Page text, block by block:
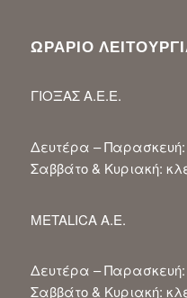
ΩΡΑΡΙΟ
ΓΙΟΞΑΣ Α.Ε.Ε.
Δευτέρα – Παρασκευή:
Σαββάτο & Κυριακή:
METALICA A.E.
Δευτέρα – Παρασκευή:
Σαββάτο & Κυριακή: